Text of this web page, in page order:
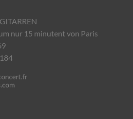
nur 15 minutent von Paris